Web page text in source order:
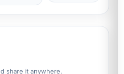
share it anywhere.